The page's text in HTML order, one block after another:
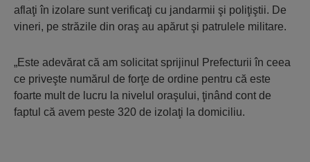
aflaţi în izolare sunt verificaţi cu jandarmii şi poliţiştii. De
vineri, pe străzile din oraş au apărut şi patrulele militare.
„Este adevărat că am solicitat sprijinul Prefecturii în ceea
ce priveşte numărul de forţe de ordine pentru că este
foarte mult de lucru la nivelul oraşului, ţinând cont de
faptul că avem peste 320 de izolaţi la domiciliu.